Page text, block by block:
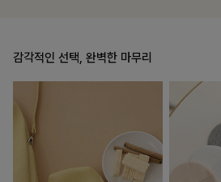
감각적인 선택, 완벽한 마무리